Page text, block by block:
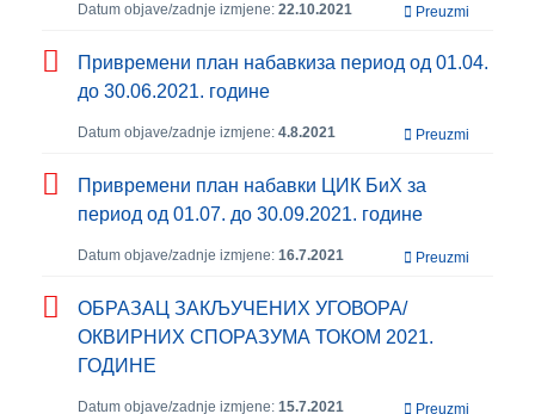
Datum objave/zadnje izmjene: 22.10.2021 Preuzmi
Привремени план набавкиза период од 01.04.
до 30.06.2021. године
Datum objave/zadnje izmjene: 4.8.2021 Preuzmi
Привремени план набавки ЦИК БиХ за
период од 01.07. до 30.09.2021. године
Datum objave/zadnje izmjene: 16.7.2021 Preuzmi
ОБРАЗАЦ ЗАКЉУЧЕНИХ УГОВОРА/
ОКВИРНИХ СПОРАЗУМА ТОКОМ 2021.
ГОДИНЕ
Datum objave/zadnje izmjene: 15.7.2021 Preuzmi